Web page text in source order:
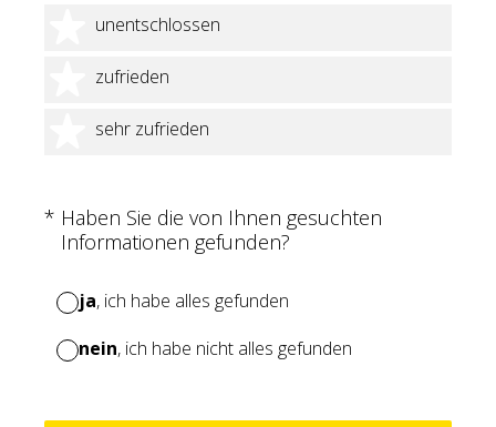
unentschlossen
3 Sterne
zufrieden
4 Sterne
sehr zufrieden
5 Sterne
* Haben Sie die von Ihnen gesuchten
Informationen gefunden?
(Erforderlich.)
ja, ich habe alles gefunden
nein, ich habe nicht alles gefunden